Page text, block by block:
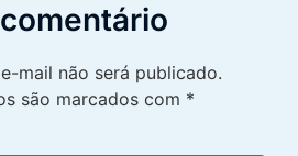
mail não será publicado.
são marcados com *